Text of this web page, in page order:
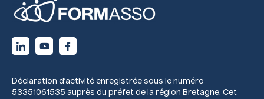
Déclaration d’activité enregistrée sous le numéro
53351061535 auprès du préfet de la région Bretagne. Cet